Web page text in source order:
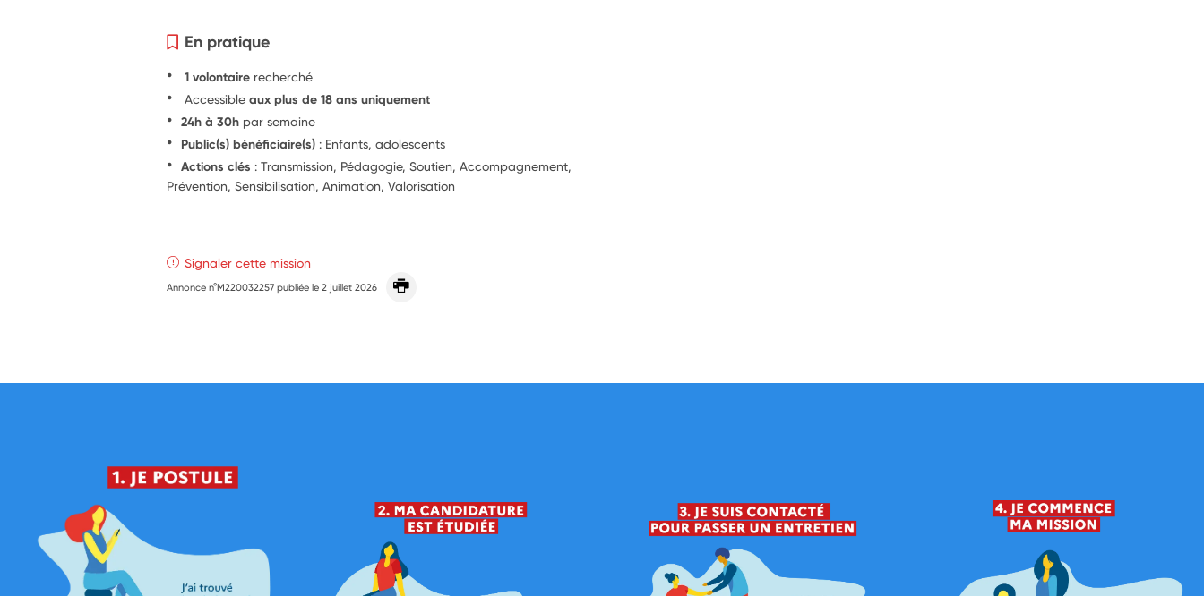
En pratique
1 volontaire recherché
Accessibleaux plus de 18 ans uniquement
24h à 30h par semaine
Public(s) bénéficiaire(s) : Enfants, adolescents
Actions clés : Transmission, Pédagogie, Soutien, Accompagnement,
Prévention, Sensibilisation, Animation, Valorisation
Signaler cette mission
Annonce n°M220032257 publiée le2 juillet 2026